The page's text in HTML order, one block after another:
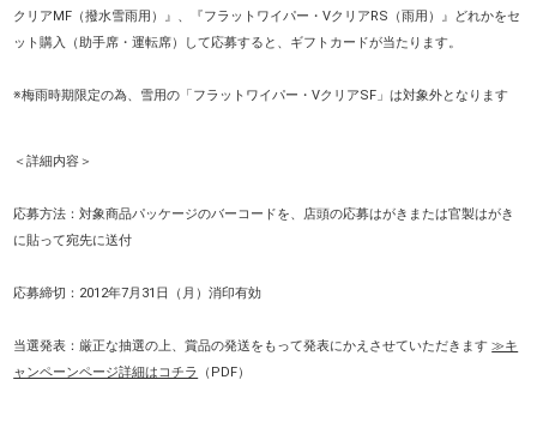
クリアMF（撥水雪雨用）』、『フラットワイパー・VクリアRS（雨用）』どれかをセ
ット購入（助手席・運転席）して応募すると、ギフトカードが当たります。
※梅雨時期限定の為、雪用の「フラットワイパー・VクリアSF」は対象外となります
＜詳細内容＞
応募方法：対象商品パッケージのバーコードを、店頭の応募はがきまたは官製はがき
に貼って宛先に送付
応募締切：2012年7月31日（月）消印有効
当選発表：厳正な抽選の上、賞品の発送をもって発表にかえさせていただきます ≫キ
ャンペーンページ詳細はコチラ
（PDF）